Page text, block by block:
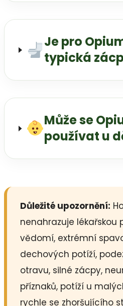
Je pro
typická
Může se
používat u
Důležité upozornění:
nenahrazuje lékařskou
vědomí, extrémní
dechových potíží,
otravu, silné zácpy,
příznaků, potíží u
rychle se zhoršujícího